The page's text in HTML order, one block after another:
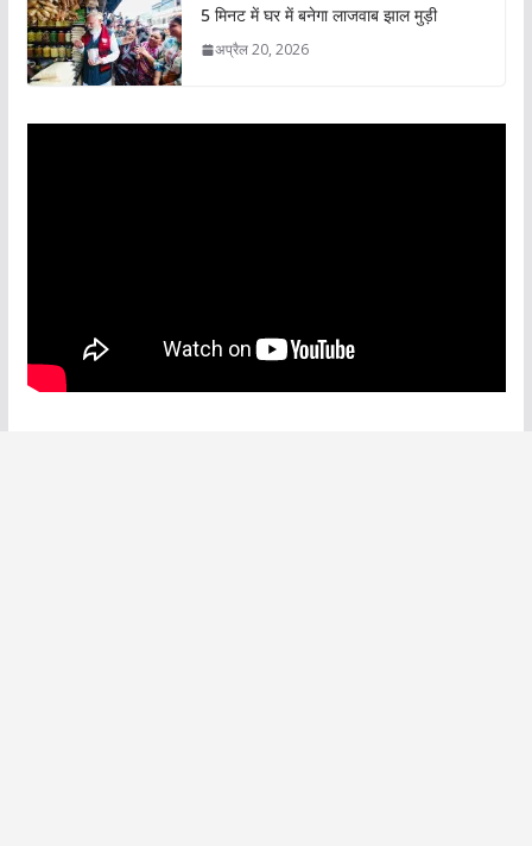
5 मिनट में घर में बनेगा लाजवाब झाल मुड़ी
अप्रैल 20, 2026